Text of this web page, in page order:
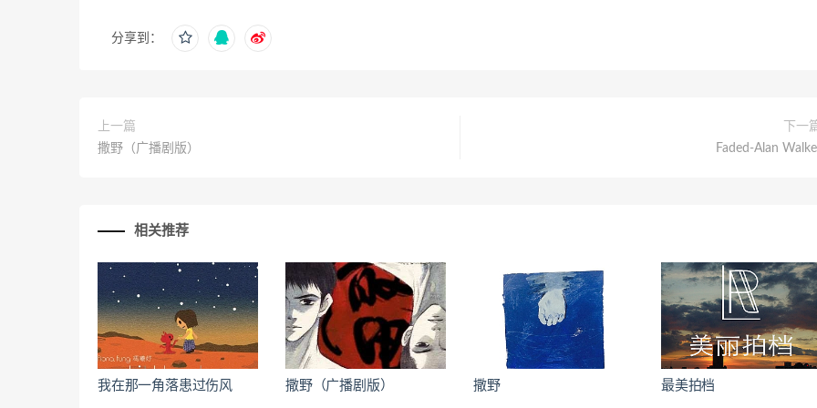
分享到：
上一篇
撒野（广播剧版）
下一
Faded-Alan
相关推荐
我在那一角落患过伤风 撒野（广播剧版） 撒野 最美拍档